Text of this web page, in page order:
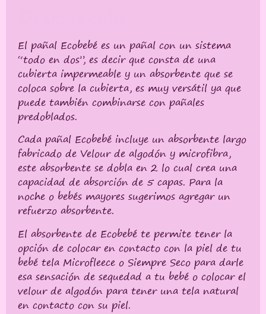
El pañal Ecobebé es un pañal con un sistema
“todo en dos”, es decir que consta de una
cubierta impermeable y un absorbente que se
coloca sobre la cubierta, es muy versátil ya que
puede también combinarse con pañales
predoblados.
Cada pañal Ecobebé incluye un absorbente largo
fabricado de Velour de algodón y microfibra,
este absorbente se dobla en 2 lo cual crea una
capacidad de absorción de 5 capas. Para la
noche o bebés mayores sugerimos agregar un
refuerzo absorbente.
El absorbente de Ecobebé te permite tener la
opción de colocar en contacto con la piel de tu
bebé tela Microfleece o Siempre Seco para darle
esa sensación de sequedad a tu bebé o colocar el
velour de algodón para tener una tela natural
en contacto con su piel.